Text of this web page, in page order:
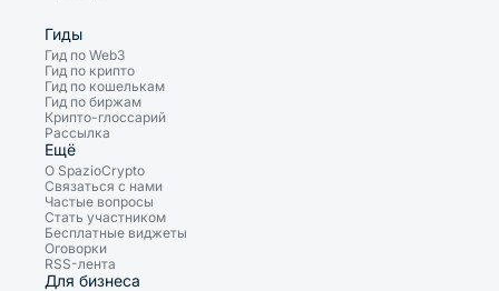
Гиды
Гид по Web3
Гид по крипто
Гид по кошелькам
Гид по биржам
Крипто-глоссарий
Рассылка
Ещё
О SpazioCrypto
Связаться с нами
Частые вопросы
Стать участником
Бесплатные виджеты
Оговорки
RSS-лента
Для бизнеса